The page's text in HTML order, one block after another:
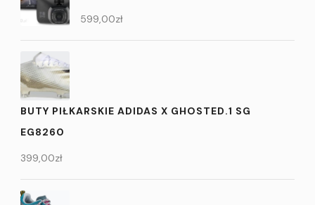
599,00zł
BUTY PIŁKARSKIE ADIDAS X GHOSTED.1 SG
EG8260
399,00zł